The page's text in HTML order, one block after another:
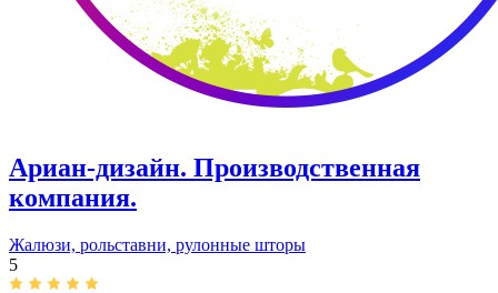
Ариан-дизайн. ​Производственная
компания.
Жалюзи, рольставни, рулонные шторы
5